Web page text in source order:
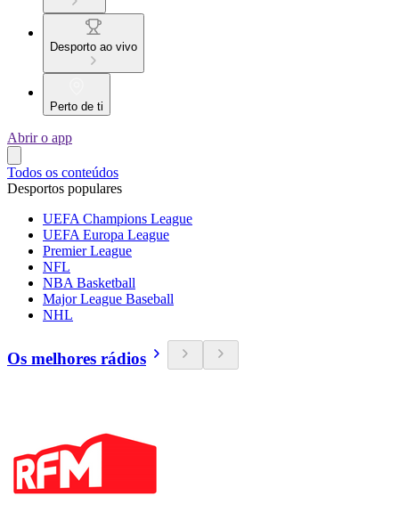
Desporto ao vivo
Perto de ti
Abrir o app
Todos os conteúdos
Desportos populares
UEFA Champions League
UEFA Europa League
Premier League
NFL
NBA Basketball
Major League Baseball
NHL
Os melhores rádios